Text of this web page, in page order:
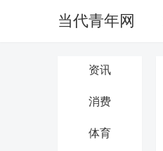
当代青年网
资讯
消费
体育